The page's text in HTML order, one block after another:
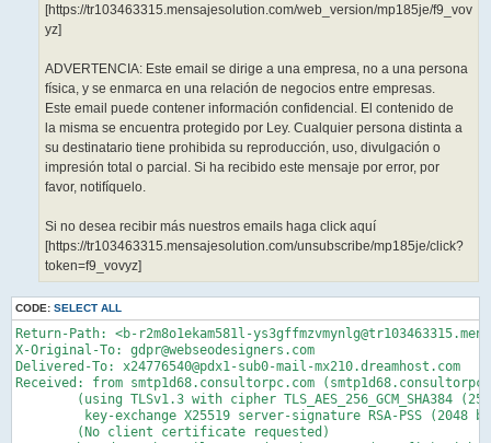
[https://tr103463315.mensajesolution.com/web_version/mp185je/f9_vov
yz]
ADVERTENCIA: Este email se dirige a una empresa, no a una persona
física, y se enmarca en una relación de negocios entre empresas.
Este email puede contener información confidencial. El contenido de
la misma se encuentra protegido por Ley. Cualquier persona distinta a
su destinatario tiene prohibida su reproducción, uso, divulgación o
impresión total o parcial. Si ha recibido este mensaje por error, por
favor, notifíquelo.
Si no desea recibir más nuestros emails haga click aquí
[https://tr103463315.mensajesolution.com/unsubscribe/mp185je/click?
token=f9_vovyz]
CODE: SELECT ALL
Return-Path: <b-r2m8o1ekam581l-ys3gffmzvmynlg@tr103463315.mensajesolution.com>
X-Original-To: gdpr@webseodesigners.com
Delivered-To: x24776540@pdx1-sub0-mail-mx210.dreamhost.com
Received: from smtp1d68.consultorpc.com (smtp1d68.consultorpc.com [93.159.211.168])
	(using TLSv1.3 with cipher TLS_AES_256_GCM_SHA384 (256/256 bits)
	 key-exchange X25519 server-signature RSA-PSS (2048 bits) server-digest SHA256)
	(No client certificate requested)
	by pdx1-sub0-mail-mx210.dreamhost.com (Postfix) with ESMTPS id 4frtFZ0kYpz8xSF
	for <gdpr@webseodesigners.com>; Thu,  9 Apr 2026 01:21:53 -0700 (PDT)
DKIM-Signature: v=1; a=rsa-sha256; c=relaxed/relaxed; s=ipz1; d=mensajesolution.com;
 h=Date:From:To:Message-ID:Subject:MIME-Version:Content-Type:
 Content-Transfer-Encoding:List-Unsubscribe:List-Unsubscribe-Post;
 i=info@mensajesolution.com;
 bh=ozhS8oPbMq5M8ixbsGx4C+dr7PyMHVN3KdUDgpKnw8g=;
 b=iDvmL3cXShlfWpbgbcQozRSSrgVyBg+aKeuMNjLelCYJyDtLIs5rIoUiK/FH8rcEb3IEpHgG28oR
   dyXZpf1hpAorVRE2m9wYMeHaJk09Y6XgMZI+kvlQjcqXsB+bJT9YsSlejC5diB3Mto99KKAATFXE
   hMHEvwLPRw8KTNlANq/UUuWsvv+z7+JXrrOVaXY6z7B62P0gecvugEQcDi9aOuL8qp6lcNYRkESq
   DKl467H+bqKXijtP5OXCnC2DpkyE2CtkbGUok06LdQhv4CnIS2zOsgj31IjiIiMOMnqzQ7pBPunN
   Qa2u6M05VpI+1TiVrFGyinlYv2SeflXI2sxrkA==
DKIM-Signature: v=1; a=rsa-sha256; c=relaxed/relaxed; s=ipzs1; d=mrelayip.com;
 h=Date:From:To:Message-ID:Subject:MIME-Version:Content-Type:
 Content-Transfer-Encoding:List-Unsubscribe:List-Unsubscribe-Post;
 bh=ozhS8oPbMq5M8ixbsGx4C+dr7PyMHVN3KdUDgpKnw8g=;
 b=HDS1+qEBc3fovRY2pQuFYW5CuP37Dkny3AUZojhrk2Y0kh5CetSPuEcqgyXOCWAbDwVWDKB2T5zj
   pACLxR6CxITfGjTKy1I411LeK12nc9CjZp8DLD2QCj6HqpbWMCdtCk5wPteRASCwOrrFr6F9zS1l
   8BwEDpFYHWxY1jYudCbRPRH617ftv3Bc8oL7TbpoD9EQGB5Z37AJSvrDNR9pReM0PEy+/+3pvVsk
   TVvOID9e5Qrx8HrUwXMTDLrFC8xu4jXqGggK2MG1KSvDHUDVvkXd4rEc9t1l/foit2mfRTTp3sD3
   hjXRHQi7f4SbBmVdRvhZ19bJrbH9m1wNnIw07g==
Date: Thu, 09 Apr 2026 08:21:52 +0000
From: Escuela Internacional Finanzas <info@mensajesolution.com>
To: gdpr@webseodesigners.com
Message-ID: <1_y4DQwp2CYvlr@tr103463315.mensajesolution.com>
Subject: Curso de Fiscalidad de Notas de Gastos webinar 24 de abril.
MIME-Version: 1.0
Content-Type: multipart/alternative;
 boundary="--==_mimepart_69d761a0a1b9f_14402072300f0";
 charset=UTF-8
Content-Transfer-Encoding: 7bit
X-SEID: 1_y4DQwp2CYvlr
List-Unsubscribe: <mailto:r2m8o1ekam581l-ys3gffmzvmynlg@tr103463315.mensajesolution.com>,
 <https://tr103463315.mensajesolution.com/unsubscribe/mp185je/list_unsubscribe?token=f9_vovyz&unsubscribe_token=ys3gffmzvmynlg>
List-Unsubscribe-Post: List-Unsubscribe=One-Click
Feedback-ID: 317837:317837-1334:campaign:IPZMR


----==_mimepart_69d761a0a1b9f_14402072300f0
Content-Type: text/plain;
 charset=UTF-8
Content-Transfer-Encoding: quoted-printable

Buenos d=C3=ADas,

Le informo del Curso sobre fiscalidad de las notas de
gastos: dietas, gastos de viaje y gastos de representaci=C3=B3n, que
se impartir=C3=A1 por webinar en directo el pr=C3=B3ximo 24 de abril (8:3=
0
a 14.30) (6 horas m=C3=A1s aula virtual) (100% bonificable). El
webinar es una videoconferencia interactiva por internet.

En este curso se trata la aplicaci=C3=B3n correcta de la
deducibilidad en el IVA y Sociedades de las notas de gastos.
Tambi=C3=A9n trataremos las distintas retribuciones en especie y los
criterios aplicables a las mismas. Sabr=C3=A1 detectar la
deducibilidad de determinadas liberalidades tanto en Sociedades
como en el IVA y conocer=C3=A1 las condiciones que deben cumplir estos
gastos en el Reglamento de Facturaci=C3=B3n. Conocer=C3=A1 que no siempre=

el IVA ser=C3=A1 deducible con respecto a los gastos, dietas y gastos
de representaci=C3=B3n y aprender=C3=A1 qu=C3=A9 condiciones necesarias t=
ienen
que cumplir los viajes para que sean deducibles y los errores
habituales en la organizaci=C3=B3n de los mismos.

Le adjunto enlace al temario y al bolet=C3=ADn de inscripci=C3=B3n,
por si fuera de su inter=C3=A9s:

M=C3=A1s informaci=C3=B3n:  click aqu=C3=AD =

( https://tr103463315.mensajesolution.com/c/mp185je/f9_vovyz/0p5r20ipn5q =
)


En este curso principalmente analizaremos:

* Tratamiento fiscal de las dietas y notas de gastos,
reglas generales y especiales.
* Dietas exceptuadas de gravamen
* Breve referencia al Reglamento de Facturaci=C3=B3n con relaci=C3=B3n a
este tema
* Tratamiento fiscal y contable de las retribuciones en especie
* Deducci=C3=B3n de las dietas a los trabajadores por comidas y gastos
* Deducibilidad de determinadas liberalidades tanto en el
impuesto sobre Sociedades como en el IVA
* Problem=C3=A1tica de las dietas de desplazamientos de los empleados.
* Estrategias de los viajes de empresa y errores frecuentes
* Gastos de representaci=C3=B3n

Podemos gestionar gratuitamente la documentaci=C3=B3n para la
bonificaci=C3=B3n si as=C3=AD lo desea marcando la opci=C3=B3n en el bole=
t=C3=ADn de
inscripci=C3=B3n.

Puede ver otros cursos convocados en el siguiente enlace:
Click aqu=C3=AD =

( https://tr103463315.mensajesolution.com/c/mp185je/f9_vovyz/tn4mcqcp2gy =
)


Agradeci=C3=A9ndole su atenci=C3=B3n, quedo a su disposici=C3=B3n por si
tiene cualquier duda o consulta.

Un saludo,

Eva Hernando

Departamento de Admisiones

ESIFF =E2=80=93 Escuela Internacional de Finanzas

Tel: +34 91 327 37 50

Si no puede ver correctamente este email,   haga clic aqu=C3=AD

( https://tr103463315.mensajesolution.com/web_version/mp185je/f9_vovyz )


ADVERTENCIA: Este email se dirige a una empresa, no a una
persona f=C3=ADsica, y se enmarca en una relaci=C3=B3n de negocios entre
empresas. Este email puede contener informaci=C3=B3n confidencial. El
contenido de la misma se encuentra protegido por Ley. Cualquier
persona distinta a su destinatario tiene prohibida su
reproducci=C3=B3n, uso, divulgaci=C3=B3n o impresi=C3=B3n total o parcial=
. Si ha
recibido este mensaje por error, por favor, notif=C3=ADquelo.

Si no desea recibir m=C3=A1s nuestros emails haga click aqu=C3=AD =

( https://tr103463315.mensajesolution.com/unsubscribe/mp185je/click?token=
=3Df9_vovyz )=

----==_mimepart_69d761a0a1b9f_14402072300f0
Content-Type: text/html;
 charset=UTF-8
Content-Transfer-Encoding: quoted-printable

<!DOCTYPE html PUBLIC "-//W3C//DTD XHTML 1.0 Transitional//EN" "http://ww=
w.w3.org/TR/xhtml1/DTD/xhtml1-transitional.dtd">
<html xmlns=3D"http://www.w3.org/1999/xhtml">
<head>
	<title>Curso de Fiscalidad de Notas de Gastos webinar 24 de abril.</titl=
e>
	<meta content=3D"text/html; charset=3Dutf-8" http-equiv=3D"Content-Type"=
>
	=

<style>body {
margin: 0px; padding: 0px; width: 100%;
}
</style>
</head>
<body style=3D"width: 100%; margin: 0px; padding: 0px;">=C2=A0
<table align=3D"center" border=3D"0" cellpadding=3D"0" cellspacing=3D"0" =
style=3D"width: 100%; margin: 0px; padding: 0px;">
	<tbody>
		<tr>
			<td>
			<div align=3D"center">
			<table cellpadding=3D"0" cellspacing=3D"0" class=3D"auto-style5" style=
=3D"width: 650px; font-family: Arial; font-size: 11pt; border-width: 0;" =
bgcolor=3D"#FFFFFF">
				<tbody>
					<tr>
						<td align=3D"left" bgcolor=3D"#ffffff" class=3D"auto-style8" style=3D=
"mso-fareast-font-family: Calibri; mso-fareast-theme-font: minor-latin; m=
so-bidi-font-family: Calibri; mso-ansi-language: ES; mso-fareast-language=
: ES; mso-bidi-language: AR-SA; font-family: Aptos; font-size: 11pt; padd=
ing: 0 35px;" valign=3D"top">
						<p class=3D"MsoNormal"><span style=3D"font-size: 14px;"><span style=
=3D"font-family: arial,helvetica,sans-serif;"><span class=3D"auto-style10=
" style=3D"font-size: 11pt;">Buenos d=C3=ADas,<br>
						<br>
						Le informo del <strong>Curso sobre fiscalidad de las notas de gasto=
s: dietas, gastos de viaje y gastos de representaci=C3=B3n</strong></span=
><span class=3D"auto-style9" style=3D"font-family: Arial;"><span class=3D=
"auto-style10"